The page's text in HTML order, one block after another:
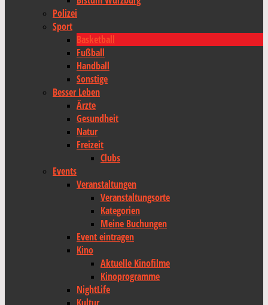
Polizei
Sport
Basketball
Fußball
Handball
Sonstige
Besser Leben
Ärzte
Gesundheit
Natur
Freizeit
Clubs
Events
Veranstaltungen
Veranstaltungsorte
Kategorien
Meine Buchungen
Event eintragen
Kino
Aktuelle Kinofilme
Kinoprogramme
NightLife